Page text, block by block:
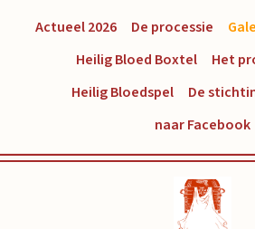
Actueel 2026 De processie
Heilig Bloed Boxtel
Het
Heilig Bloedspel
De
naar Facebook